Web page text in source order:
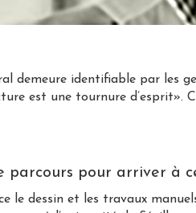
demeure identifiable par les
est une tournure d’esprit».
parcours pour arriver à
le dessin et les travaux